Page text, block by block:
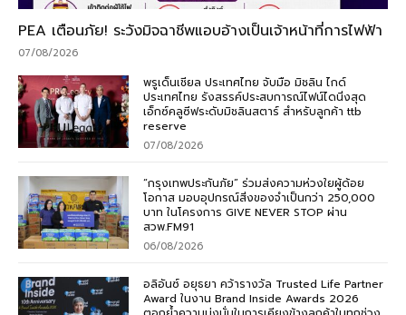
PEA เตือนภัย! ระวังมิจฉาชีพแอบอ้างเป็นเจ้าหน้าที่การไฟฟ้า
07/08/2026
พรูเด็นเชียล ประเทศไทย จับมือ มิชลิน ไกด์
ประเทศไทย รังสรรค์ประสบการณ์ไฟน์ไดนิ่งสุด
เอ็กซ์คลูซีฟระดับมิชลินสตาร์ สำหรับลูกค้า ttb
reserve
07/08/2026
“กรุงเทพประกันภัย” ร่วมส่งความห่วงใยผู้ด้อย
โอกาส มอบอุปกรณ์สิ่งของจำเป็นกว่า 250,000
บาท ในโครงการ GIVE NEVER STOP ผ่าน
สวพ.FM91
06/08/2026
อลิอันซ์ อยุธยา คว้ารางวัล Trusted Life Partner
Award ในงาน Brand Inside Awards 2026